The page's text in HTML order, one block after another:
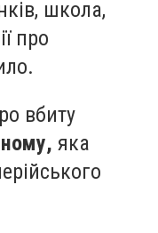
школа,
про
вбиту
яка